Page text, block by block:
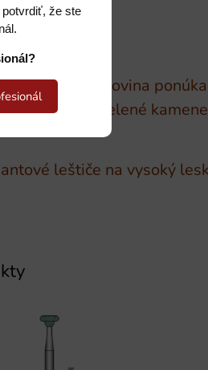
že ste
zliatiny a sklovina
väzbe naše zelené
leštiče na vysoký